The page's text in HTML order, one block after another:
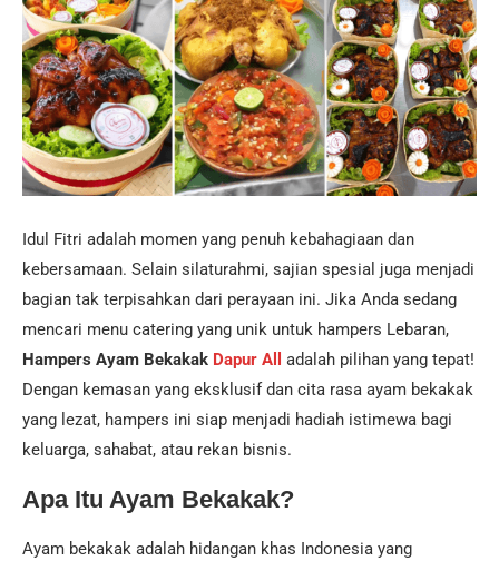
Idul Fitri adalah momen yang penuh kebahagiaan dan
kebersamaan. Selain silaturahmi, sajian spesial juga menjadi
bagian tak terpisahkan dari perayaan ini. Jika Anda sedang
mencari menu catering yang unik untuk hampers Lebaran,
Hampers Ayam Bekakak Dapur All
adalah pilihan yang tepat!
Dengan kemasan yang eksklusif dan cita rasa ayam bekakak
yang lezat, hampers ini siap menjadi hadiah istimewa bagi
keluarga, sahabat, atau rekan bisnis.
Apa Itu Ayam Bekakak?
Ayam bekakak adalah hidangan khas Indonesia yang